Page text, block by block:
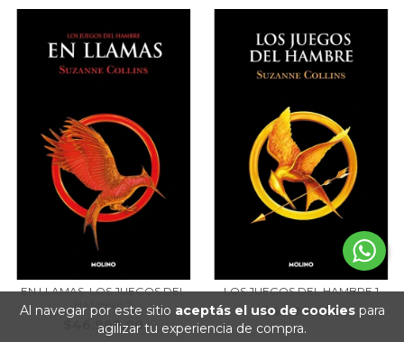
Al navegar por este sitio aceptás el uso de cookiespara
agilizar tu experiencia de compra.
EN LLAMAS. LOS JUEGOS DEL
HAMBRE 2
$46.999,00
LOS JUEGOS DEL HAMBRE 1
$43.999,00